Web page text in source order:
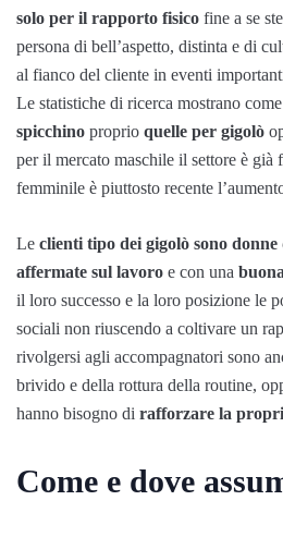
solo per il rapporto fisico fine a se
persona di bell’aspetto, distinta e di
al fianco del cliente in eventi
Le statistiche di ricerca mostrano come
spicchino proprio quelle per gigolò
per il mercato maschile il settore è già
femminile è piuttosto recente
Le clienti tipo dei gigolò sono
affermate sul lavoro e con una
il loro successo e la loro posizione le
sociali non riuscendo a coltivare un
rivolgersi agli accompagnatori sono
brivido e della rottura della routine,
hanno bisogno di rafforzare la
Come e dove